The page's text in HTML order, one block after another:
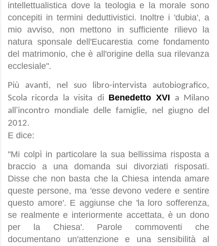
intellettualistica dove la teologia e la morale sono
concepiti in termini deduttivistici. Inoltre i 'dubia', a
mio avviso, non mettono in sufficiente rilievo la
natura sponsale dell'Eucarestia come fondamento
del matrimonio, che è all'origine della sua rilevanza
ecclesiale".
Più avanti, nel suo libro-intervista autobiografico,
Scola ricorda la visita di Benedetto XVI a Milano
all'incontro mondiale delle famiglie, nel giugno del
2012.
E dice:
"Mi colpì in particolare la sua bellissima risposta a
braccio a una domanda sui divorziati risposati.
Disse che non basta che la Chiesa intenda amare
queste persone, ma 'esse devono vedere e sentire
questo amore'. E aggiunse che 'la loro sofferenza,
se realmente e interiormente accettata, è un dono
per la Chiesa'. Parole commoventi che
documentano un'attenzione e una sensibilità al